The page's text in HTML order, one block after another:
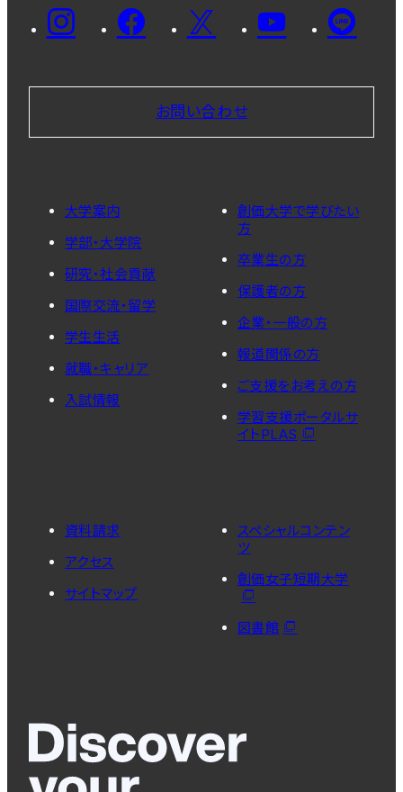
お問い合わせ
大学案内
学部・大学院
研究・社会貢献
国際交流・留学
学生生活
就職・キャリア
入試情報
創価大学で学びたい
方
卒業生の方
保護者の方
企業・一般の方
報道関係の方
ご支援をお考えの方
学習支援ポータルサ
イトPLAS
資料請求
アクセス
サイトマップ
スペシャルコンテン
ツ
創価女子短期大学
図書館